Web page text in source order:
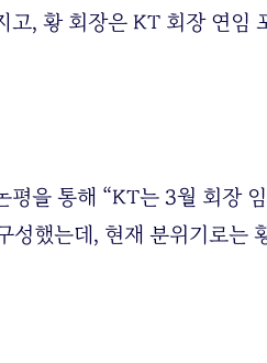
고, 황 회장은 KT 회장 연임
평을 통해 “KT는 3월 회장
성했는데, 현재 분위기로